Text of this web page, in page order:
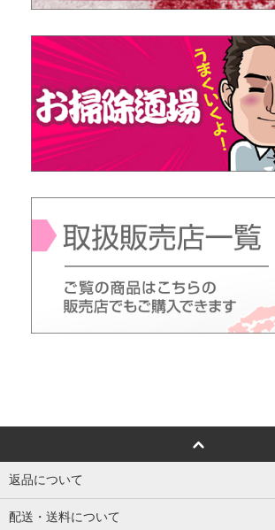
返品について
配送・送料について